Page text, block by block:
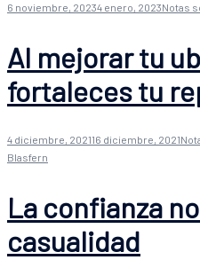
6 noviembre, 20234 enero, 2023Notas
Al mejorar tu
fortaleces tu
4 diciembre, 202116 diciembre, 2021
Blasfern
La confianza
casualidad